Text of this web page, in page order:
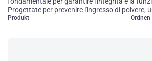
Progettate per prevenire l'ingresso di polvere,
contaminanti, queste soluzioni assicurano
Produkt Ordnen